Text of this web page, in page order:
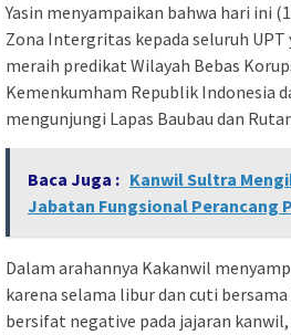
Yasin menyampaikan bahwa hari ini
Zona Intergritas kepada seluruh
meraih predikat Wilayah Bebas
Kemenkumham Republik Indonesia
mengunjungi Lapas Baubau dan
Baca Juga : Kanwil Sultra
Jabatan Fungsional Perancang
Dalam arahannya Kakanwil
karena selama libur dan cuti
bersifat negative pada jajaran